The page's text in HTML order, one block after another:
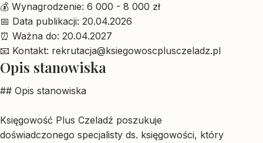
💰 Wynagrodzenie: 6 000 - 8 000 zł
📅 Data publikacji: 20.04.2026
⏰ Ważna do: 20.04.2027
📧 Kontakt: rekrutacja@ksiegowoscplusczeladz.pl
Opis stanowiska
## Opis stanowiska
Księgowość Plus Czeladź poszukuje
doświadczonego specjalisty ds. księgowości, który